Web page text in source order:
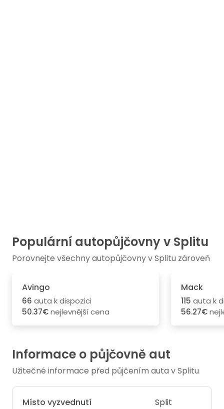
Populární autopůjčovny v Splitu
Porovnejte všechny autopůjčovny v Splitu zároveň
Avingo
66 auta k dispozici
50.37€nejlevnější cena
Mack
115 auta k
56.27€
Informace o půjčovně aut
Užitečné informace před půjčením auta v Splitu
Místo vyzvednutí Split